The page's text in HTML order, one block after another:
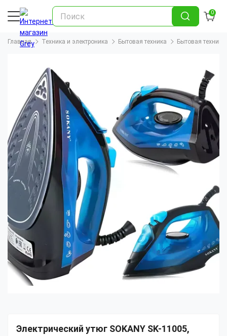
0
Главная Техника и электроника Бытовая техника Бытовая
Электрический утюг SOKANY SK-11005,